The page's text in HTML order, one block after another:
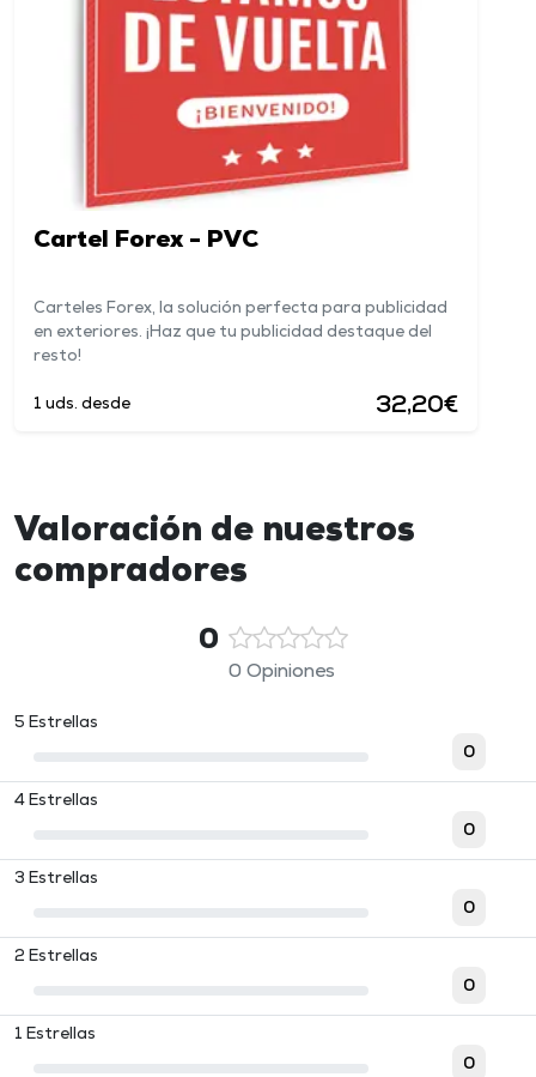
Cartel Forex - PVC
Carteles Forex, la solución perfecta para publicidad
en exteriores. ¡Haz que tu publicidad destaque del
resto!
1 uds. desde 32,20€
Valoración de nuestros
compradores
0
0 Opiniones
5 Estrellas
0
4 Estrellas
0
3 Estrellas
0
2 Estrellas
0
1 Estrellas
0